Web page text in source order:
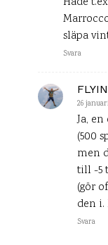
släpa
Svara
26 januari
Ja,
(500
men
till -5
(gör
den i.
Svara